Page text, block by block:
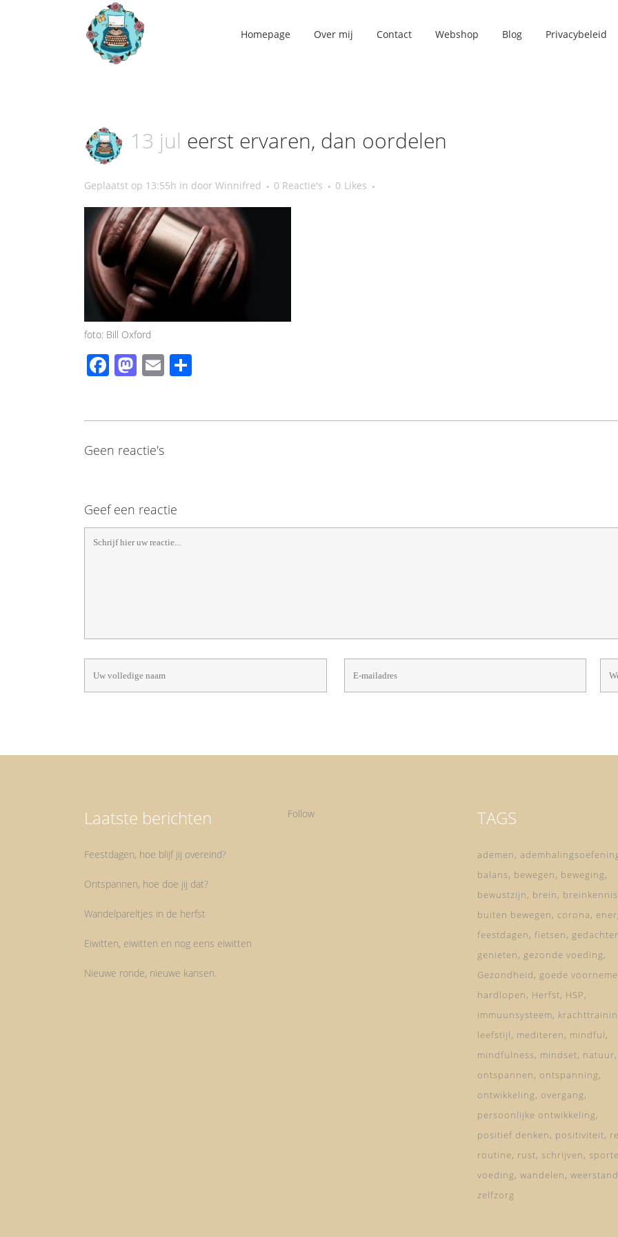
Homepage Over mij Contact Webshop Blog Privacybeleid
13 jul eerst ervaren, dan oordelen
Geplaatst op 13:55h in door Winnifred 0 Reactie's 0 Likes
foto: Bill Oxford
Facebook
Mastodon
Email
Geen reactie's
Geef een reactie
Laatste berichten
Feestdagen, hoe blijf jij overeind?
Ontspannen, hoe doe jij dat?
Wandelpareltjes in de herfst
Eiwitten, eiwitten en nog eens eiwitten
Nieuwe ronde, nieuwe kansen.
Follow TAGS
ademen
balans bewegen
beweging
bewustzijn
brein
breinkennis
buiten bewegen
corona
feestdagen fietsen
genieten
gezonde voeding
Gezondheid
goede
hardlopen
Herfst HSP
immuunsysteem
leefstijl
mediteren
mindful
mindfulness mindset natuur
ontspannen
ontspanning
ontwikkeling
overgang
persoonlijke ontwikkeling
positief denken
positiviteit
routine rust schrijven
voeding wandelen weerstand
zelfzorg